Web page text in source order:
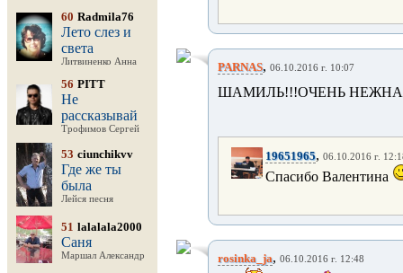
60 Radmila76
Лето слез и
света
Литвиненко Анна
56 PITT
Не
рассказывай
Трофимов Сергей
53 ciunchikvv
Где же ты
была
Лейся песня
51 lalalala2000
Саня
Маршал Александр
PARNAS, 06.10.2016 г. 10:07
ШАМИЛЬ!!!ОЧЕНЬ
19651965, 06.10.2016 г.
Спасибо Валентина
rosinka_ja, 06.10.2016 г. 12:48